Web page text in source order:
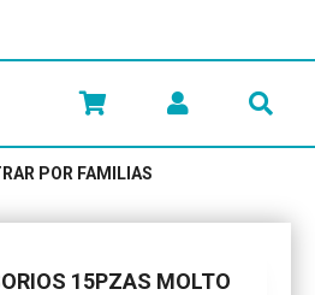
POR FAMILIAS
15PZAS MOLTO